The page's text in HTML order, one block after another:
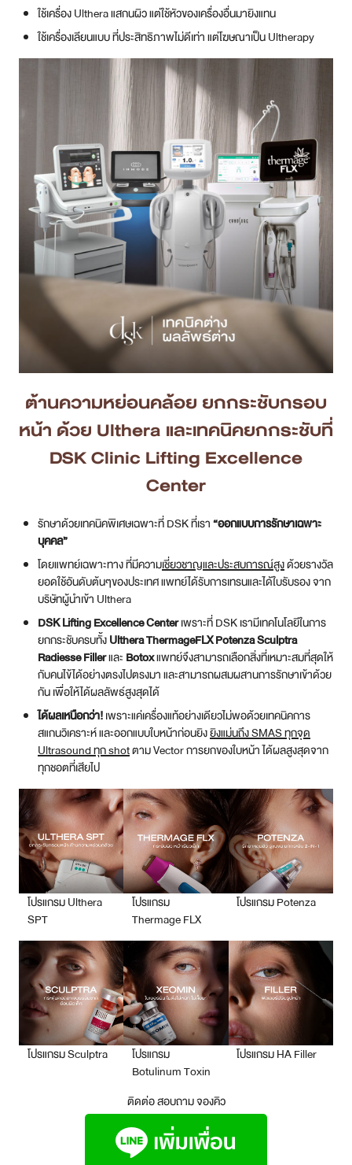
ใช้เครื่อง Ulthera แสกนผิว แต่ใช้หัวของเครื่องอื่นมายิงแทน
ใช้เครื่องเลียนแบบ ที่ประสิทธิภาพไม่ดีเท่า แต่โฆษณาเป็น Ultherapy
ต้านความหย่อนคล้อย ยกกระชับกรอบ
หน้า ด้วย Ulthera และเทคนิคยกกระชับที่
DSK Clinic Lifting Excellence
Center
รักษาด้วยเทคนิคพิเศษเฉพาะที่ DSK ที่เรา“ออกแบบการรักษาเฉพาะ
บุคคล”
โดยแพทย์เฉพาะทาง ที่มีความเชี่ยวชาญ​และประสบการณ์สูงด้วยรางวัล
ยอดใช้อันดับต้นๆของประเทศ แพทย์ได้รับการเทรนและได้ใบรับรอง จาก
บริษัทผู้นำเข้า Ulthera
DSK Lifting Excellence Centerเพราะที่ DSK เรามีเทคโนโลยีในการ
ยกกระชับครบทั้งUlthera ThermageFLX Potenza Sculptra
Radiesse Fillerและ Botoxแพทย์จึงสามารถเลือกสิ่งที่เหมาะสมที่สุดให้
กับคนไข้ได้อย่างตรงไปตรงมา และสามารถผสมผสานการรักษาเข้าด้วย
กัน เพื่อให้ได้ผลลัพธ์สูงสุดได้
ได้ผลเหนือกว่า!เพราะแค่เครื่องแท้อย่างเดียวไม่พอด้วยเทคนิคการ
สแกนวิเคราะห์ และออกแบบใบหน้าก่อนยิงยิงแม่นถึง SMAS ทุกจุด
Ultrasound ทุก shotตาม Vector การยกของใบหน้า ได้ผลสูงสุดจาก
ทุกชอตที่เสียไป
โปรแกรม Ulthera
SPT
โปรแกรม
Thermage FLX
โปรแกรม Potenza
โปรแกรม Sculptra
โปรแกรม
Botulinum Toxin
โปรแกรม HA Filler
ติดต่อ สอบถาม จองคิว